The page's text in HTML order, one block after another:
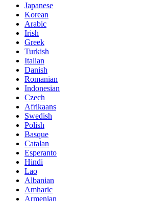
Japanese
Korean
Arabic
Irish
Greek
Turkish
Italian
Danish
Romanian
Indonesian
Czech
Afrikaans
Swedish
Polish
Basque
Catalan
Esperanto
Hindi
Lao
Albanian
Amharic
Armenian